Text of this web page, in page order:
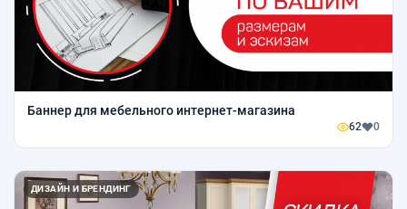
Баннер для мебельного интернет-магазина
62 0
ДИЗАЙН И БРЕНДИНГ